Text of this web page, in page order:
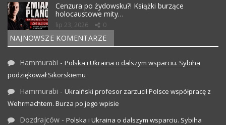
Cenzura po żydowsku?! Książki burzące
holocaustowe mity…
lip 23, 2026 0
NAJNOWSZE KOMENTARZE
Hammurabi - Polska i Ukraina o dalszym wsparciu. Sybiha
podziękował Sikorskiemu
Hammurabi - Ukraiński profesor zarzucił Polsce współpracę z
Wehrmachtem. Burza po jego wpisie
Dozdrajców - Polska i Ukraina o dalszym wsparciu. Sybiha